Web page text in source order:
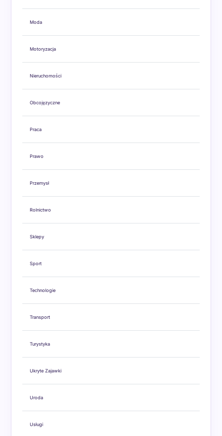
Moda
Motoryzacja
Nieruchomości
Obcojęzyczne
Praca
Prawo
Przemysł
Rolnictwo
Sklepy
Sport
Technologie
Transport
Turystyka
Ukryte Zajawki
Uroda
Usługi